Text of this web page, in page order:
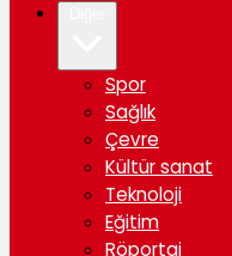
Spor
Sağlık
Çevre
Kültür sanat
Teknoloji
Eğitim
Röportaj